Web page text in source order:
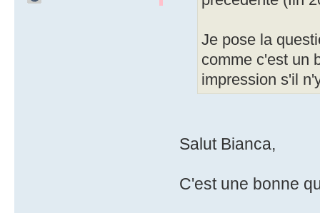
Je pose la
comme c'est un
impression s'il
Salut Bianca,
C'est une bonne